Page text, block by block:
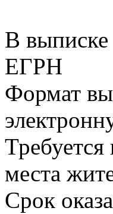
В
ЕГРН
Формат
места
Срок